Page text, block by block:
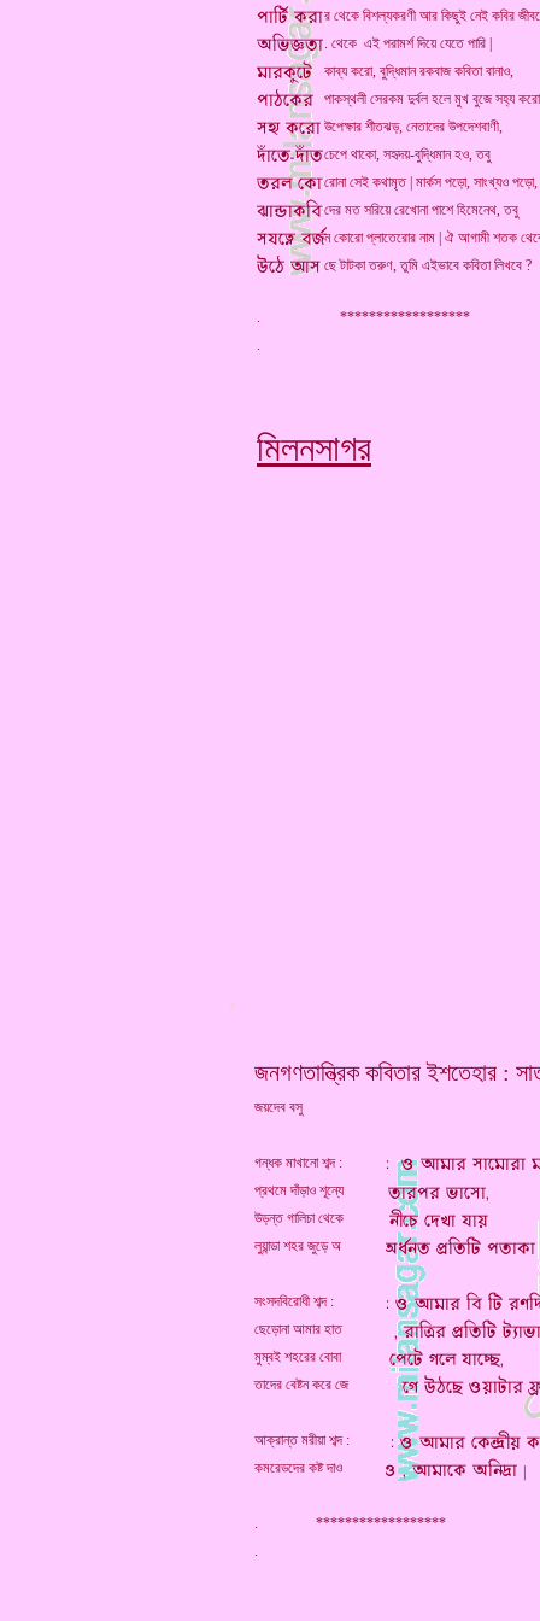
জনগণতান্ত্রিক কবিতার ইশতেহার :
জয়দেব বসু
গন্ধক মাখানো শব্দ :
প্রথমে দাঁড়াও শূন্যে
উড়ন্ত গালিচা থেকে
লুয়ান্ডা শহর জুড়ে অ
সংসদবিরোধী শব্দ :
ছেড়োনা আমার হাত
মুম্বই শহরের বোবা
তাদের বেষ্টন করে জে
আক্রান্ত মরীয়া শব্দ :
কমরেডদের কষ্ট দাও
. ******************
. ******************
মিলনসাগর
*
র থেকে বিশল্যকরণী আর কিছুই নেই কবির
. থেকে এই পরামর্শ দিয়ে যেতে পারি |
কাব্য করো, বুদ্ধিমান রকবাজ কবিতা বানাও,
পাকস্থলী সেরকম দুর্বল হলে মুখ বুজে সহ্য
উপেক্ষার শীতঝড়, নেতাদের উপদেশবাণী,
চেপে থাকো, সহৃদয়-বুদ্ধিমান হও, তবু
রোনা সেই কথামৃত | মার্কস পড়ো, সাংখ্যও পড়ো,
দের মত সরিয়ে রেখোনা পাশে হিমেনেথ, তবু
ন কোরো প্লাতেরোর নাম | ঐ আগামী শতক
ছে টাটকা তরুণ, তুমি এইভাবে কবিতা লিখবে ?